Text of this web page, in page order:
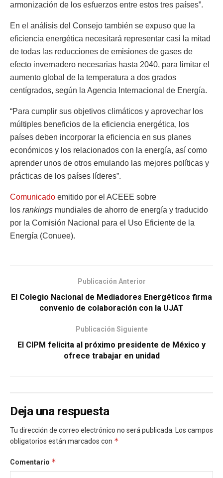
armonización de los esfuerzos entre estos tres países”.
En el análisis del Consejo también se expuso que la
eficiencia energética necesitará representar casi la mitad
de todas las reducciones de emisiones de gases de
efecto invernadero necesarias hasta 2040, para limitar el
aumento global de la temperatura a dos grados
centígrados, según la Agencia Internacional de Energía.
“Para cumplir sus objetivos climáticos y aprovechar los
múltiples beneficios de la eficiencia energética, los
países deben incorporar la eficiencia en sus planes
económicos y los relacionados con la energía, así como
aprender unos de otros emulando las mejores políticas y
prácticas de los países líderes”.
Comunicado emitido por el ACEEE sobre
los rankings mundiales de ahorro de energía y traducido
por la Comisión Nacional para el Uso Eficiente de la
Energía (Conuee).
Publicación Anterior
El Colegio Nacional de Mediadores Energéticos firma
convenio de colaboración con la UJAT
Publicación Siguiente
El CIPM felicita al próximo presidente de México y
ofrece trabajar en unidad
Deja una respuesta
Tu dirección de correo electrónico no será publicada. Los campos
obligatorios están marcados con *
Comentario *